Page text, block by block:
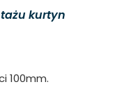
kurtyn
100mm.